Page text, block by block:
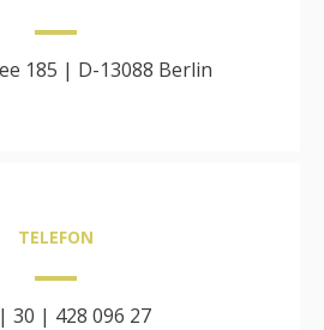
185 | D-13088 Berlin
TELEFON
30 | 428 096 27